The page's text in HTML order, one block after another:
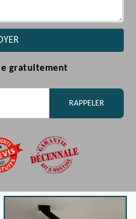
gratuitement